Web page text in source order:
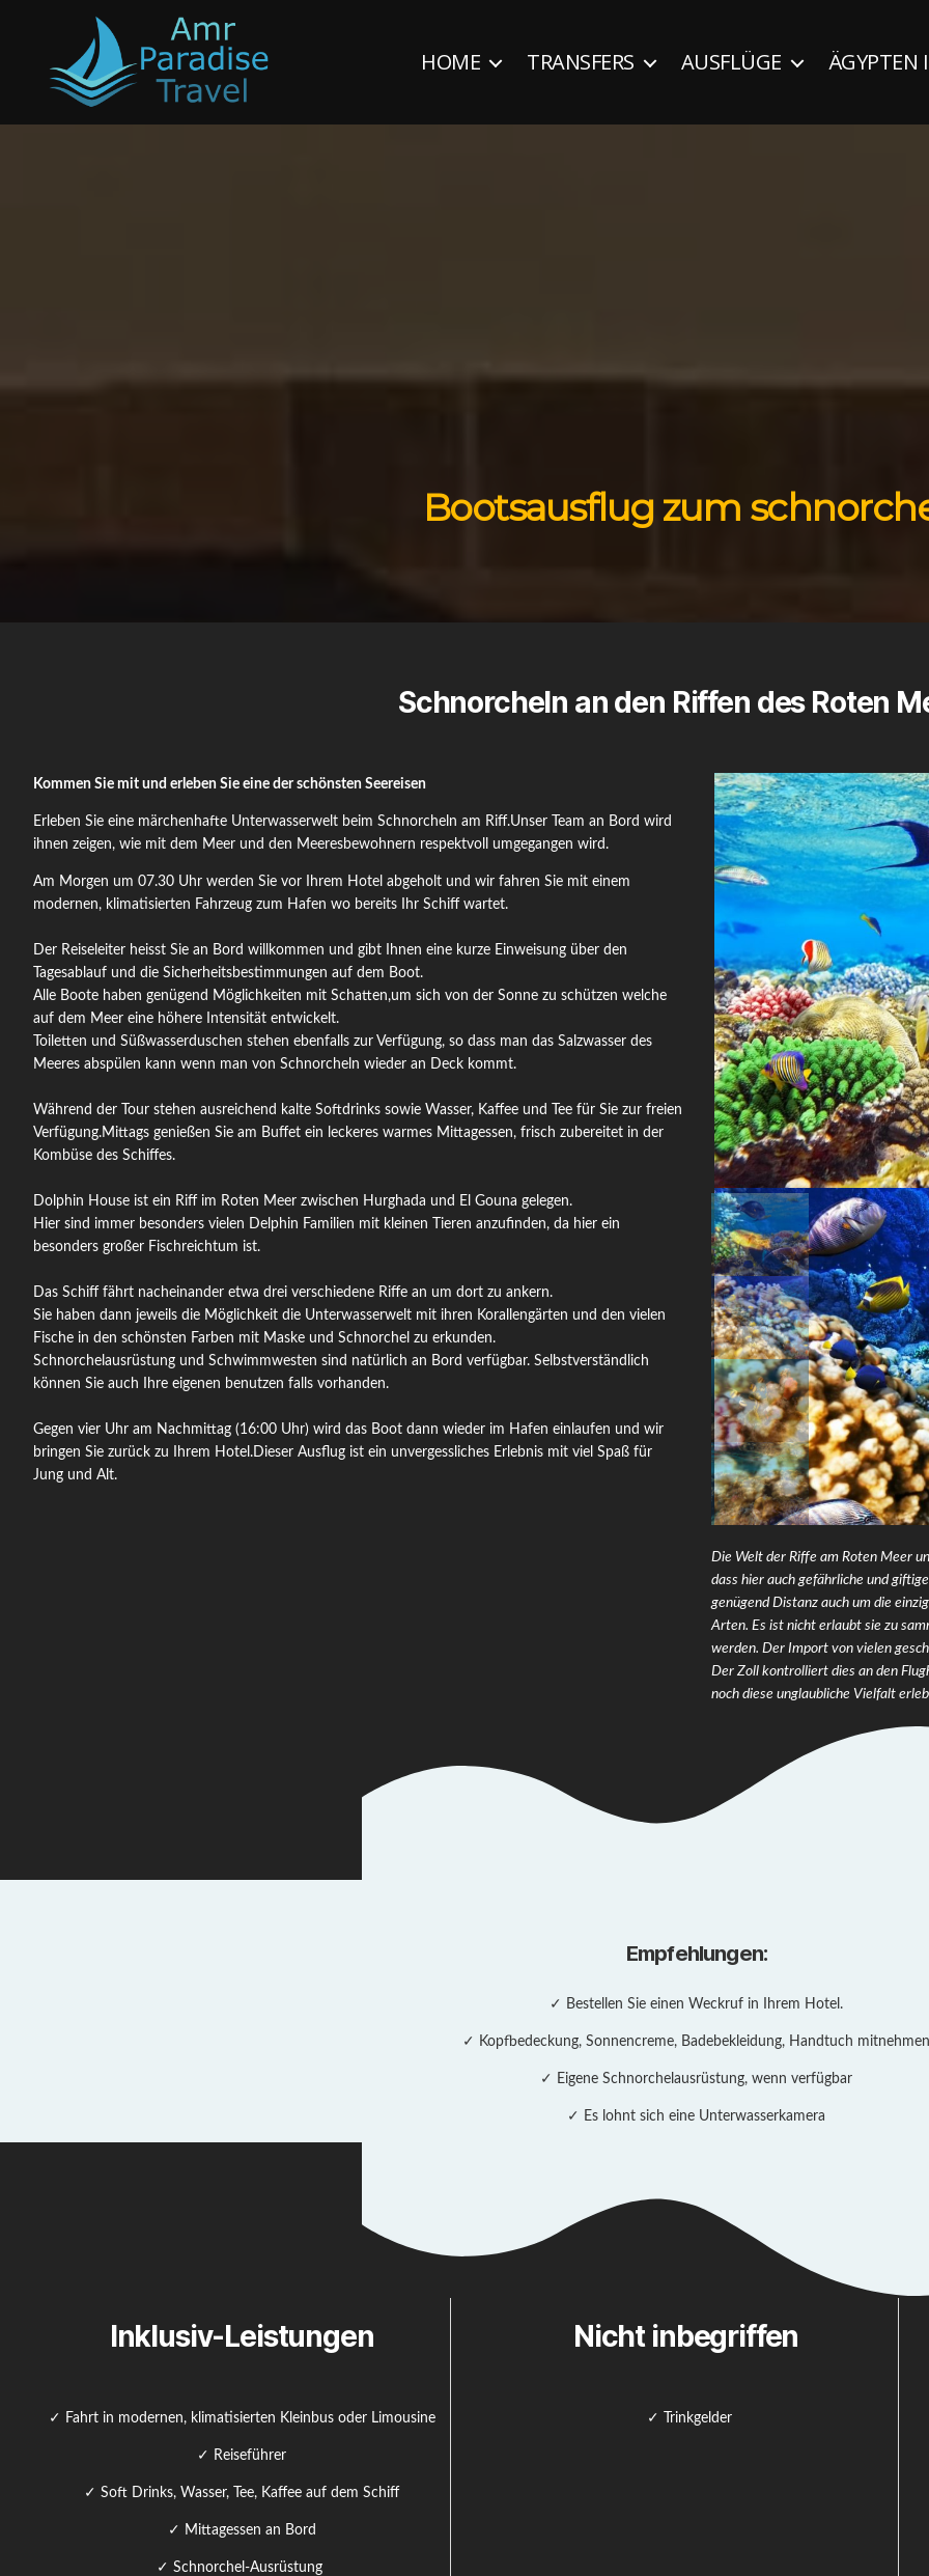
Amr
HOME TRANSFERS AUSFLÜGE ÄGYPTEN
Bootsausflug zum
Schnorcheln an den Riffen des Roten
Kommen Sie mit und erleben Sie eine der schönsten Seereisen
Erleben Sie eine märchenhafte Unterwasserwelt beim Schnorcheln am Riff.Unser Team an Bord wird
ihnen zeigen, wie mit dem Meer und den Meeresbewohnern respektvoll umgegangen wird.
Am Morgen um 07.30 Uhr werden Sie vor Ihrem Hotel abgeholt und wir fahren Sie mit einem
modernen, klimatisierten Fahrzeug zum Hafen wo bereits Ihr Schiff wartet.
Der Reiseleiter heisst Sie an Bord willkommen und gibt Ihnen eine kurze Einweisung über den
Tagesablauf und die Sicherheitsbestimmungen auf dem Boot.
Alle Boote haben genügend Möglichkeiten mit Schatten,um sich von der Sonne zu schützen welche
auf dem Meer eine höhere Intensität entwickelt.
Toiletten und Süßwasserduschen stehen ebenfalls zur Verfügung, so dass man das Salzwasser des
Meeres abspülen kann wenn man von Schnorcheln wieder an Deck kommt.
Während der Tour stehen ausreichend kalte Softdrinks sowie Wasser, Kaffee und Tee für Sie zur freien
Verfügung.Mittags genießen Sie am Buffet ein leckeres warmes Mittagessen, frisch zubereitet in der
Kombüse des Schiffes.
Dolphin House ist ein Riff im Roten Meer zwischen Hurghada und El Gouna gelegen.
Hier sind immer besonders vielen Delphin Familien mit kleinen Tieren anzufinden, da hier ein
besonders großer Fischreichtum ist.
Das Schiff fährt nacheinander etwa drei verschiedene Riffe an um dort zu ankern.
Sie haben dann jeweils die Möglichkeit die Unterwasserwelt mit ihren Korallengärten und den vielen
Fische in den schönsten Farben mit Maske und Schnorchel zu erkunden.
Schnorchelausrüstung und Schwimmwesten sind natürlich an Bord verfügbar. Selbstverständlich
können Sie auch Ihre eigenen benutzen falls vorhanden.
Gegen vier Uhr am Nachmittag (16:00 Uhr) wird das Boot dann wieder im Hafen einlaufen und wir
bringen Sie zurück zu Ihrem Hotel.Dieser Ausflug ist ein unvergessliches Erlebnis mit viel Spaß für
Jung und Alt.
Die Welt der Riffe am Roten Meer
dass hier auch gefährliche und
genügend Distanz auch um die
Arten. Es ist nicht erlaubt sie zu
werden. Der Import von vielen
Der Zoll kontrolliert dies an den
noch diese unglaubliche Vielfalt
Empfehlungen:
✓ Bestellen Sie einen Weckruf in Ihrem Hotel.
✓ Kopfbedeckung, Sonnencreme, Badebekleidung, Handtuch
✓ Eigene Schnorchelausrüstung, wenn verfügbar
✓ Es lohnt sich eine Unterwasserkamera
Inklusiv-Leistungen
✓ Fahrt in modernen, klimatisierten Kleinbus oder Limousine
✓ Reiseführer
✓ Soft Drinks, Wasser, Tee, Kaffee auf dem Schiff
✓ Mittagessen an Bord
✓ Schnorchel-Ausrüstung
Nicht inbegriffen
✓ Trinkgelder